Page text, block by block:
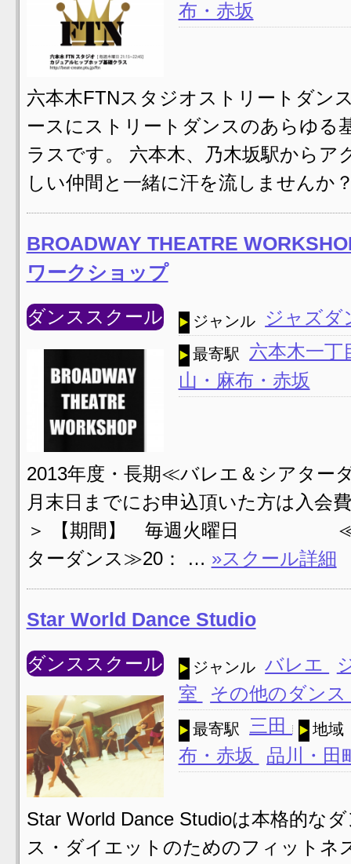
布・赤坂
六本木FTNスタジオストリートダン
ースにストリートダンスのあらゆる
ラスです。 六本木、乃木坂駅から
しい仲間と一緒に汗を流しませんか
BROADWAY THEATRE
ワークショップ
ダンススクール ジャンル ジャズ
最寄駅
六本木一
山・麻布・赤坂
2013年度・長期≪バレエ＆シアタ
月末日までにお申込頂いた方は入
＞ 【期間】 毎週火曜日
ターダンス≫20： … »スクール詳細
Star World Dance Studio
ダンススクール ジャンル バレエ
室
その他のダン
最寄駅 三田 地域
布・赤坂 品川・田
Star World Dance Studioは本格的な
ス・ダイエットのためのフィット